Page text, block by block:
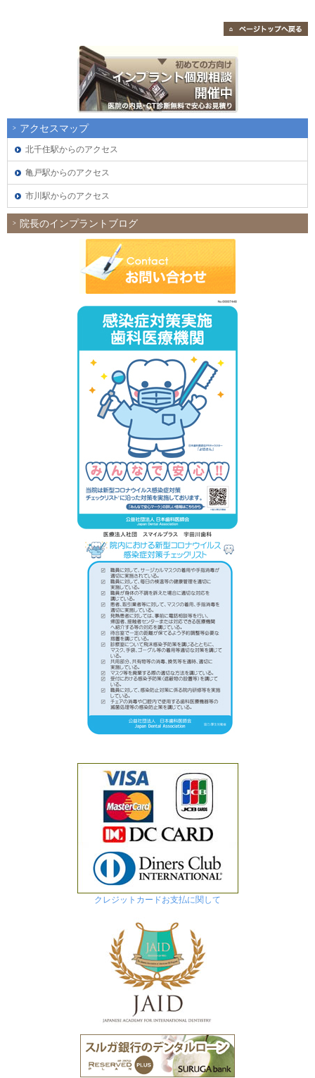
アクセスマップ
北千住駅からのアクセス
亀戸駅からのアクセス
市川駅からのアクセス
院長のインプラントブログ
クレジットカードお支払に関して